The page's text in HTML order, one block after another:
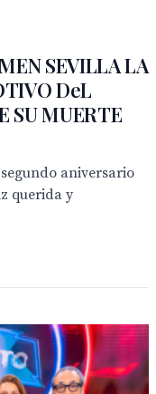
SEVILLA LA
DeL
SU MUERTE
aniversario
querida y